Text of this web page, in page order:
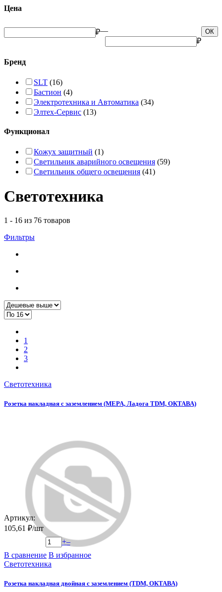
Цена
₽— ОК
₽
Бренд
SLT (16)
Бастион (4)
Электротехника и Автоматика (34)
Элтех-Сервис (13)
Функционал
Кожух защитный (1)
Светильник аварийного освещения (59)
Светильник общего освещения (41)
Светотехника
1 - 16 из 76 товаров
Фильтры
1
2
3
Светотехника
Розетка накладная с заземлением (MEPA, Ладога TDM, ОКТАВА)
Артикул:
105,61 ₽/шт
+–
В сравнение В избранное
Светотехника
Розетка накладная двойная с заземлением (TDM, ОКТАВА)